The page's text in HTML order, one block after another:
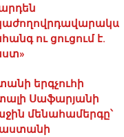
ու ցուցում է.
երգչուհի
Սաֆարյանի
մենահամերգը՝